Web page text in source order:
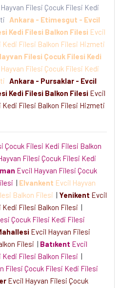
Filesi Çocuk Filesi Kedi
Ankara - Etimesgut - Evcil
Kedi Filesi Balkon Filesi Evcil
Kedi Filesi Balkon Filesi Hizmeti
Filesi Çocuk Filesi Kedi
Filesi Çocuk Filesi Kedi
Ankara - Pursaklar - Evcil
Kedi Filesi Balkon Filesi Evcil
Kedi Filesi Balkon Filesi Hizmeti
Çocuk Filesi Kedi Filesi Balkon
Filesi Çocuk Filesi Kedi
Evcil Hayvan Filesi Çocuk
| Elvankent Evcil Hayvan
Balkon Filesi | Yenikent Evcil
Kedi Filesi Balkon Filesi |
Çocuk Filesi Kedi Filesi
Evcil Hayvan Filesi
Filesi | Batıkent Evcil
Kedi Filesi Balkon Filesi |
Filesi Çocuk Filesi Kedi Filesi
Evcil Hayvan Filesi Çocuk